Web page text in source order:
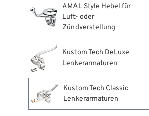
AMAL Style Hebel für
Luft- oder
Zündverstellung
Kustom Tech DeLuxe
Lenkerarmaturen
Kustom Tech Classic
Lenkerarmaturen